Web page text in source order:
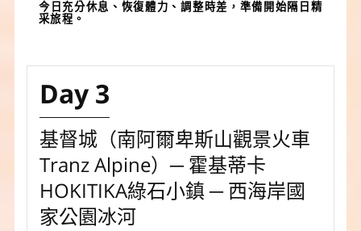
今日充分休息、恢復體力、調整時差，準備開始隔日精
采旅程。
Day 3
基督城（南阿爾卑斯山觀景火車
Tranz Alpine）─ 霍基蒂卡
HOKITIKA綠石小鎮 ─ 西海岸國
家公園冰河